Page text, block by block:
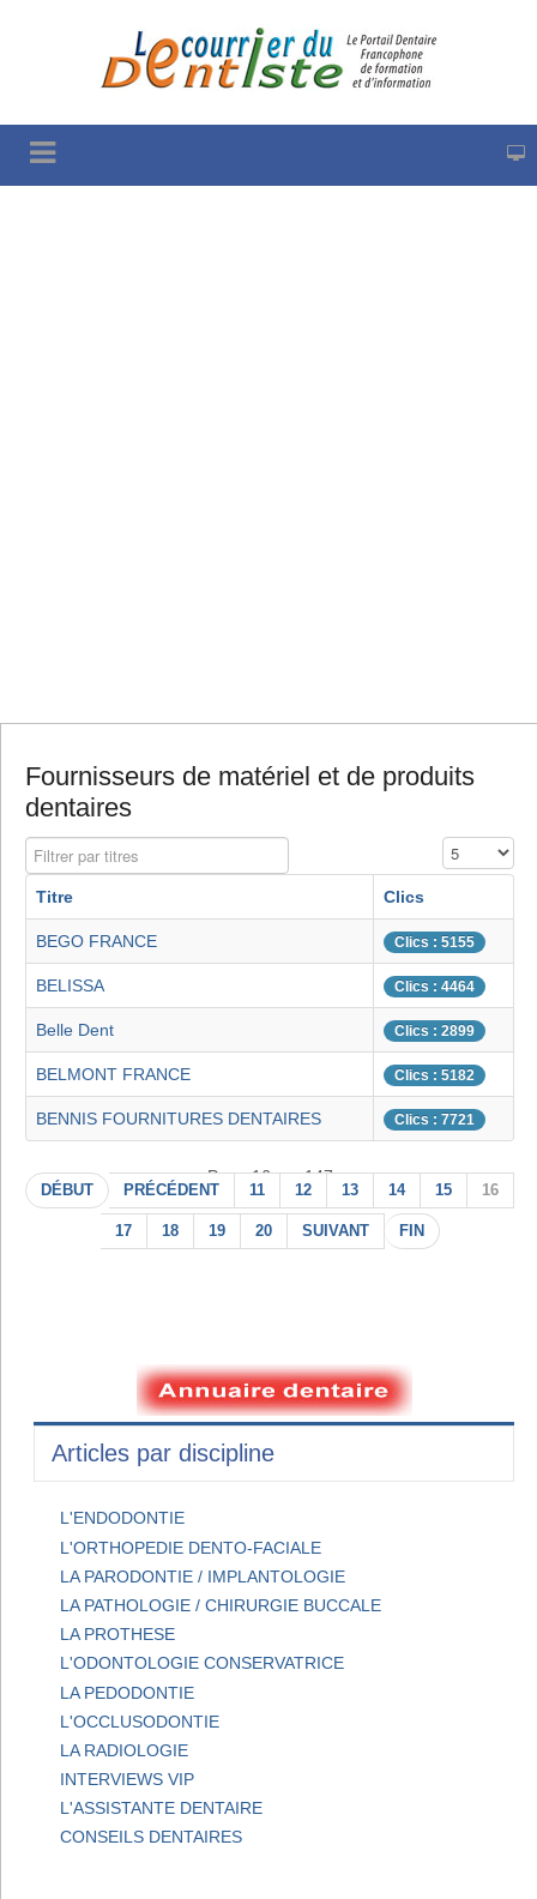
Fournisseurs de matériel et de produits
dentaires
Filtrer par titres Affichage #
Titre Clics
BEGO FRANCE Clics : 5155
BELISSA Clics : 4464
Belle Dent Clics : 2899
BELMONT FRANCE Clics : 5182
BENNIS FOURNITURES DENTAIRES Clics : 7721
Page 16 sur 147
DÉBUT PRÉCÉDENT 11 12 13 14 15 16
17 18 19 20 SUIVANT FIN
Articles par discipline
L'ENDODONTIE
L'ORTHOPEDIE DENTO-FACIALE
LA PARODONTIE / IMPLANTOLOGIE
LA PATHOLOGIE / CHIRURGIE BUCCALE
LA PROTHESE
L'ODONTOLOGIE CONSERVATRICE
LA PEDODONTIE
L'OCCLUSODONTIE
LA RADIOLOGIE
INTERVIEWS VIP
L'ASSISTANTE DENTAIRE
CONSEILS DENTAIRES